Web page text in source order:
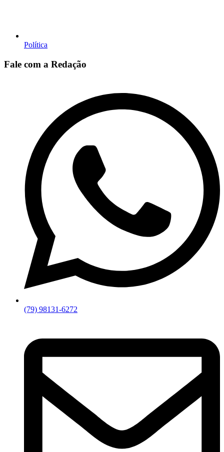
Política
Fale com a Redação
(79) 98131-6272